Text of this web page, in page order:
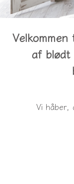
af blødt
Vi håber,